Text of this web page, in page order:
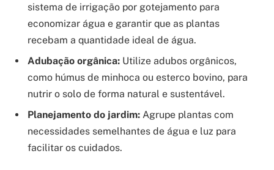
sistema de irrigação por gotejamento para
economizar água e garantir que as plantas
recebam a quantidade ideal de água.
Adubação orgânica: Utilize adubos orgânicos,
como húmus de minhoca ou esterco bovino, para
nutrir o solo de forma natural e sustentável.
Planejamento do jardim: Agrupe plantas com
necessidades semelhantes de água e luz para
facilitar os cuidados.